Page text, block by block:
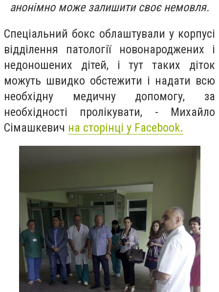
анонімно може залишити своє немовля.
Спеціальний бокс облаштували у корпусі
відділення патології новонароджених і
недоношених дітей, і тут таких діток
можуть швидко обстежити і надати всю
необхідну медичну допомогу, за
необхідності пролікувати, - Михайло
Сімашкевич на сторінці у Facebook.